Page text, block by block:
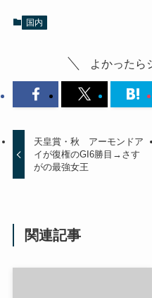
国内
よかったら
天皇賞・秋 アーモンドア
イが復権のGI6勝目→さす
がの最強女王
関連記事